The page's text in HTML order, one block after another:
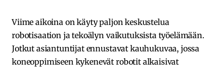
Viime aikoina on käyty paljon keskustelua
robotisaation ja tekoälyn vaikutuksista työelämään.
Jotkut asiantuntijat ennustavat kauhukuvaa, jossa
koneoppimiseen kykenevät robotit alkaisivat